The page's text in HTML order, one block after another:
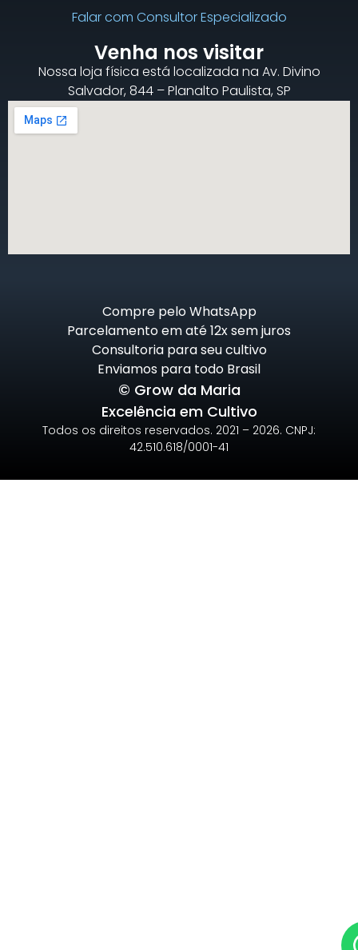
Falar com Consultor Especializado
Venha nos visitar
Nossa loja física está localizada na Av. Divino
Salvador, 844 – Planalto Paulista, SP
Compre pelo WhatsApp
Parcelamento em até 12x sem juros
Consultoria para seu cultivo
Enviamos para todo Brasil
© Grow da Maria
Excelência em Cultivo
Todos os direitos reservados. 2021 – 2026. CNPJ:
42.510.618/0001-41